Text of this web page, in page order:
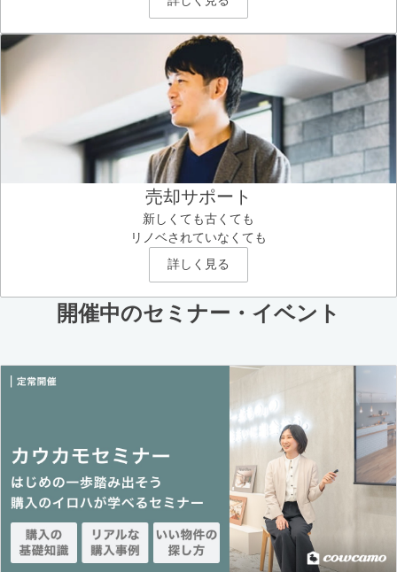
売却サポート
新しくても古くても
リノベされていなくても
詳しく見る
開催中のセミナー・イベント